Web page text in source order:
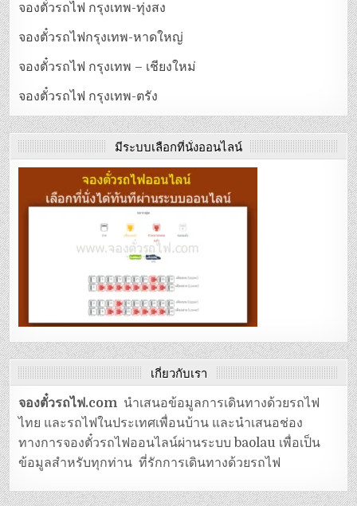
จองตั๋วรถไฟ กรุงเทพ-ทุ่งสง
จองตั๋วรถไฟกรุงเทพ-หาดใหญ่
จองตั๋วรถไฟ กรุงเทพ – เชียงใหม่
จองตั๋วรถไฟ กรุงเทพ-ตรัง
มีระบบเลือกที่นั่งออนไลน์
เกี่ยวกับเรา
จองตั๋วรถไฟ.com นำเสนอข้อมูลการเดินทางด้วยรถไฟ
ไทย และรถไฟในประเทศเพื่อนบ้าน และนำเสนอช่อง
ทางการจองตั๋วรถไฟออนไลน์ผ่านระบบ baolau เพื่อเป็น
ข้อมูลสำหรับทุกท่าน ที่รักการเดินทางด้วยรถไฟ